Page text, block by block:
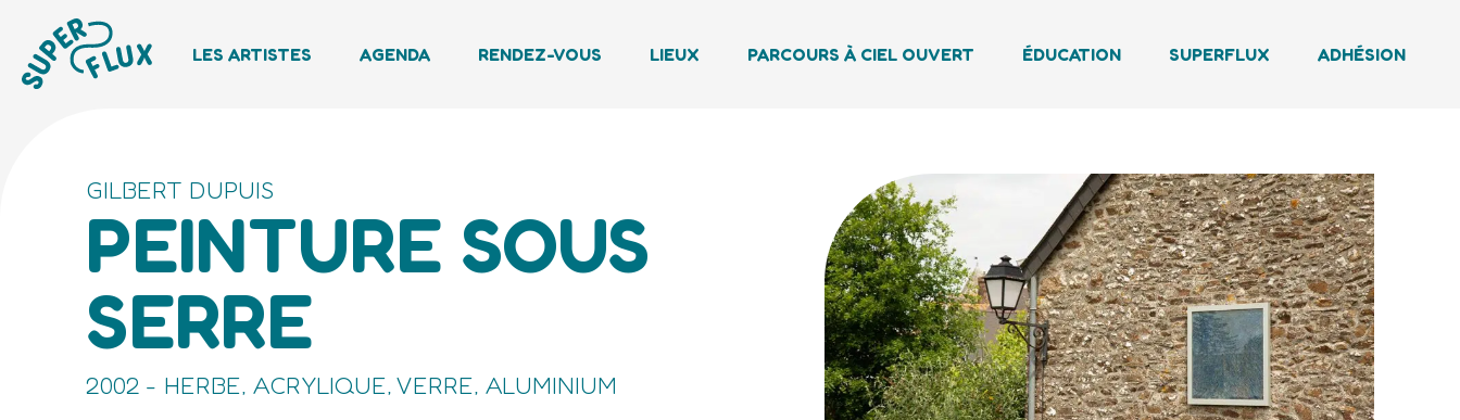
LES ARTISTES AGENDA RENDEZ-VOUS LIEUX PARCOURS À CIEL OUVERT ÉDUCATION SUPERFLUX ADHÉSION
GILBERT DUPUIS
PEINTURE SOUS
SERRE
2002 - HERBE, ACRYLIQUE, VERRE, ALUMINIUM